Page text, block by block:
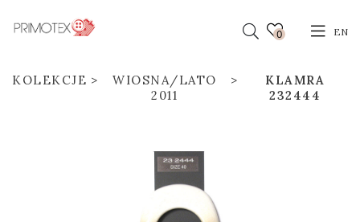
0 EN
KOLEKCJE
WIOSNA/LATO
2011
KLAMRA
232444